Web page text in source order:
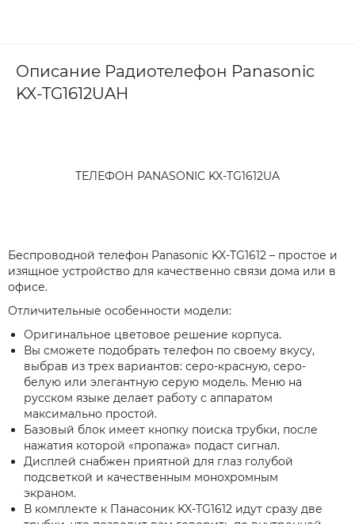
Описание Радиотелефон Panasonic
KX-TG1612UAH
ТЕЛЕФОН PANASONIC KX-TG1612UA
Беспроводной телефон Panasonic KX-TG1612 – простое и
изящное устройство для качественно связи дома или в
офисе.
Отличительные особенности модели:
Оригинальное цветовое решение корпуса.
Вы сможете подобрать телефон по своему вкусу,
выбрав из трех вариантов: серо-красную, серо-
белую или элегантную серую модель. Меню на
русском языке делает работу с аппаратом
максимально простой.
Базовый блок имеет кнопку поиска трубки, после
нажатия которой «пропажа» подаст сигнал.
Дисплей снабжен приятной для глаз голубой
подсветкой и качественным монохромным
экраном.
В комплекте к Панасоник KX-TG1612 идут сразу две